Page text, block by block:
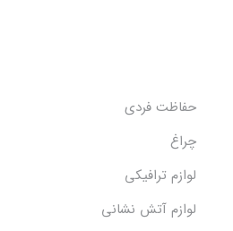
حفاظت فردی
چراغ
لوازم ترافیکی
لوازم آتش نشانی